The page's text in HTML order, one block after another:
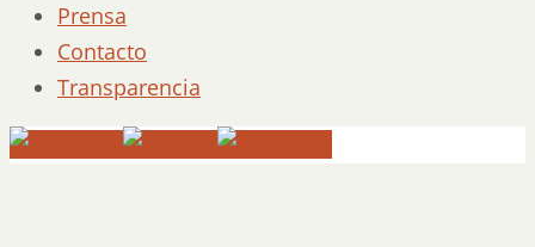
Prensa
Contacto
Transparencia